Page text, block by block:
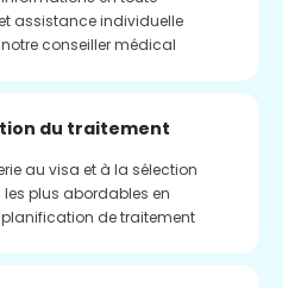
assistance individuelle
conseiller médical
du traitement
au visa et à la sélection
les plus abordables en
de traitement